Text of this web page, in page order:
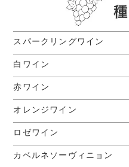
スパークリングワイン
白ワイン
赤ワイン
オレンジワイン
ロゼワイン
カベルネソーヴィニョン